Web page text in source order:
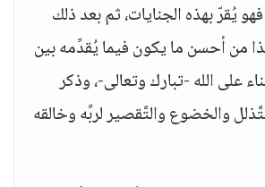
يُقرّ بهذه الجنايات، ثم بعد ذلك
من أحسن ما يكون فيما يُقدِّمه بين
على الله -تبارك وتعالى-، وذكر
والخضوع والتَّقصير لربِّه وخالقه